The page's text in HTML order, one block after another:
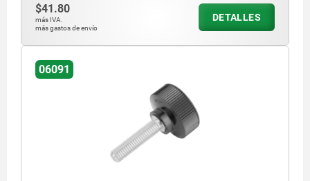
$41.80
más IVA.
más gastos de envío
DETALLES
06091